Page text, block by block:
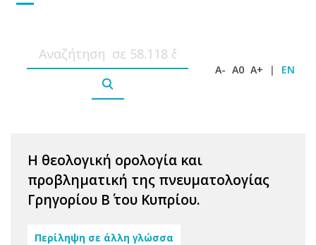
A- A0 A+ | EN
Η θεολογική ορολογία και
προβληματική της πνευματολογίας
Γρηγορίου Β΄ του Κυπρίου.
Περίληψη σε άλλη γλώσσα